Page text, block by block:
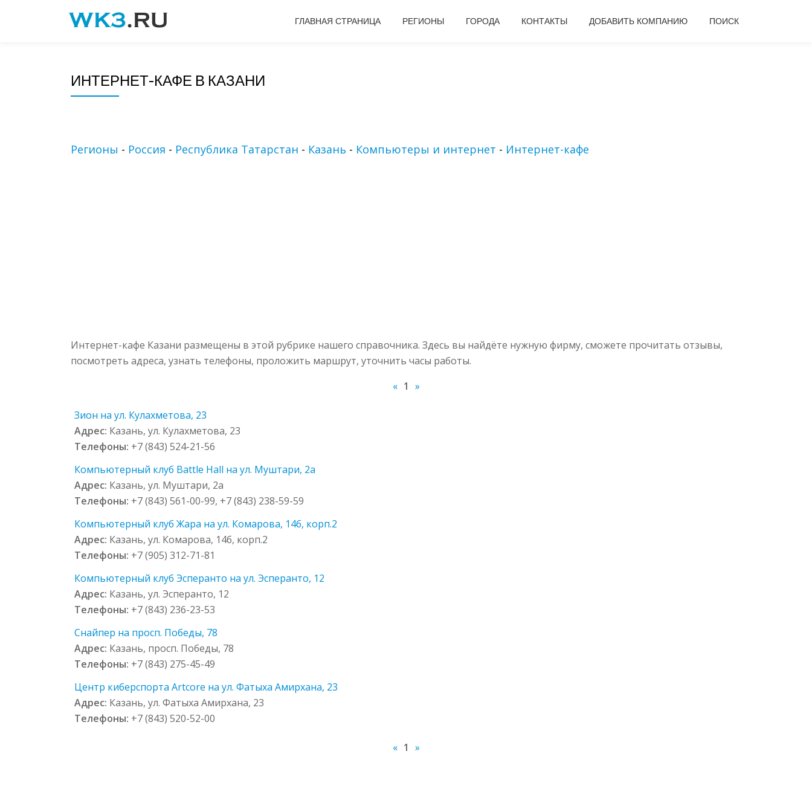
ГЛАВНАЯ СТРАНИЦА РЕГИОНЫ ГОРОДА КОНТАКТЫ ДОБАВИТЬ КОМПАНИЮ ПОИСК
ИНТЕРНЕТ-КАФЕ В КАЗАНИ
Регионы - Россия - Республика Татарстан - Казань - Компьютеры и интернет - Интернет-кафе
Интернет-кафе Казани размещены в этой рубрике нашего справочника. Здесь вы найдёте нужную фирму, сможете прочитать отзывы,
посмотреть адреса, узнать телефоны, проложить маршрут, уточнить часы работы.
« 1 »
Зион на ул. Кулахметова, 23
Адрес: Казань, ул. Кулахметова, 23
Телефоны: +7 (843) 524-21-56
Компьютерный клуб Battle Hall на ул. Муштари, 2а
Адрес: Казань, ул. Муштари, 2а
Телефоны: +7 (843) 561-00-99, +7 (843) 238-59-59
Компьютерный клуб Жара на ул. Комарова, 14б, корп.2
Адрес: Казань, ул. Комарова, 14б, корп.2
Телефоны: +7 (905) 312-71-81
Компьютерный клуб Эсперанто на ул. Эсперанто, 12
Адрес: Казань, ул. Эсперанто, 12
Телефоны: +7 (843) 236-23-53
Снайпер на просп. Победы, 78
Адрес: Казань, просп. Победы, 78
Телефоны: +7 (843) 275-45-49
Центр киберспорта Artcore на ул. Фатыха Амирхана, 23
Адрес: Казань, ул. Фатыха Амирхана, 23
Телефоны: +7 (843) 520-52-00
« 1 »